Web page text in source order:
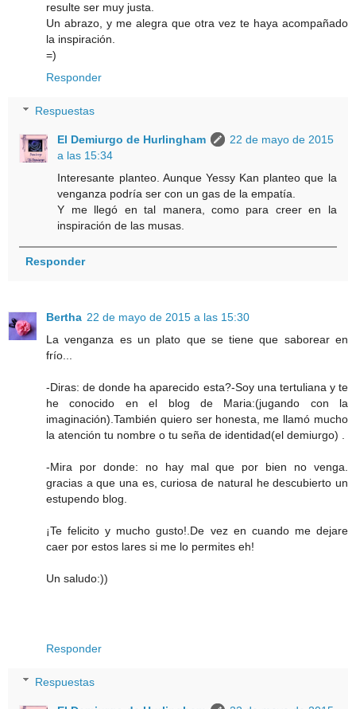
resulte ser muy justa.
Un abrazo, y me alegra que otra vez te haya acompañado
la inspiración.
=)
Responder
Respuestas
El Demiurgo de Hurlingham
22 de mayo de 2015
a las 15:34
Interesante planteo. Aunque Yessy Kan planteo que la
venganza podría ser con un gas de la empatía.
Y me llegó en tal manera, como para creer en la
inspiración de las musas.
Responder
Bertha 22 de mayo de 2015 a las 15:30
La venganza es un plato que se tiene que saborear en
frío...
-Diras: de donde ha aparecido esta?-Soy una tertuliana y te
he conocido en el blog de Maria:(jugando con la
imaginación).También quiero ser honesta, me llamó mucho
la atención tu nombre o tu seña de identidad(el demiurgo) .
-Mira por donde: no hay mal que por bien no venga.
gracias a que una es, curiosa de natural he descubierto un
estupendo blog.
¡Te felicito y mucho gusto!.De vez en cuando me dejare
caer por estos lares si me lo permites eh!
Un saludo:))
Responder
Respuestas